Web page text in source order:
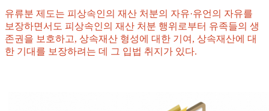
유류분 제도는 피상속인의 재산 처분의 자유·유언의 자유를
보장하면서도 피상속인의 재산 처분 행위로부터 유족들의 생
존권을 보호하고, 상속재산 형성에 대한 기여, 상속재산에 대
한 기대를 보장하려는 데 그 입법 취지가 있다.